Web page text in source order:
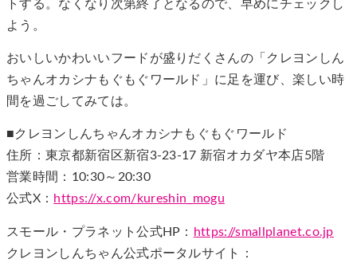
トする。なくなり次第終了となるので、早めにチェックし
よう。
おいしいかわいいフードが盛りだくさんの「クレヨンしん
ちゃんオカシナもぐもぐワールド」に足を運び、楽しい時
間を過ごしてみては。
■クレヨンしんちゃんオカシナもぐもぐワールド
住所：東京都新宿区新宿3-23-17 新宿オカダヤ本店5階
営業時間：10:30～20:30
公式X： https://x.com/kureshin_mogu
スモール・プラネット公式HP：
https://smallplanet.co.jp
クレヨンしんちゃん公式ポータルサイト：